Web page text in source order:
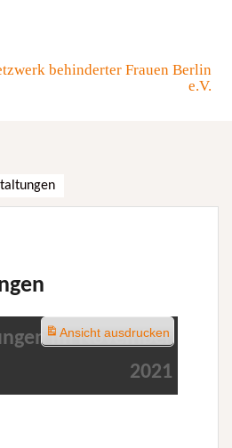
behinderter Frauen Berlin
e.V.
im November
2021
Ansichtausdrucken